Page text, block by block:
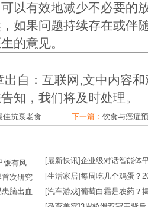
以有效地减少不必要的
如果问题持续存在或伴
的意见。
出自：互联网,文中内容
知，我们将及时处理。
佳抗衰老食... 下一篇： 饮食与癌症
[最新快讯]企业级对话智能体
[生活家居]每周吃几个鸡蛋？
[汽车游戏]葡萄白霜是农药？